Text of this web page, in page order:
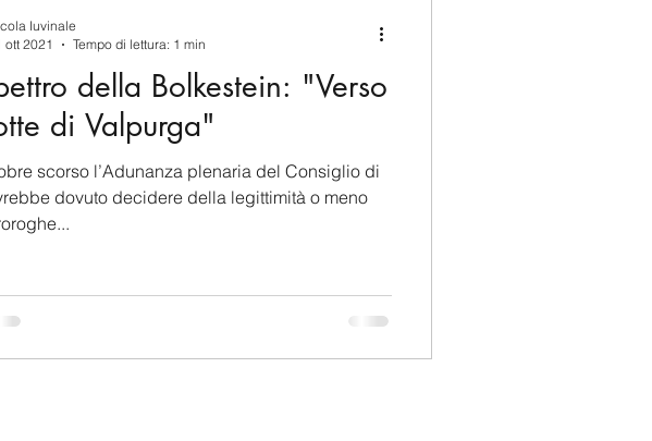
Nuova Zelanda Russia
Australia Germania
della Bolkestein: "Verso
di Valpurga"
scorso l’Adunanza plenaria del Consiglio di
dovuto decidere della legittimità o meno
Iuvinale
ott 2021
Tempo di lettura: 1 min